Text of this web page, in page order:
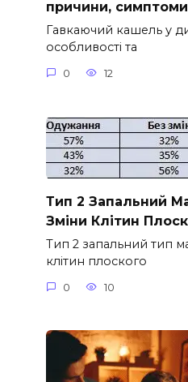
причини, симптоми
Гавкаючий кашель у
особливості та
0 12
Тип 2 Запальний
Зміни Клітин
Тип 2 запальний тип
клітин плоского
0 10